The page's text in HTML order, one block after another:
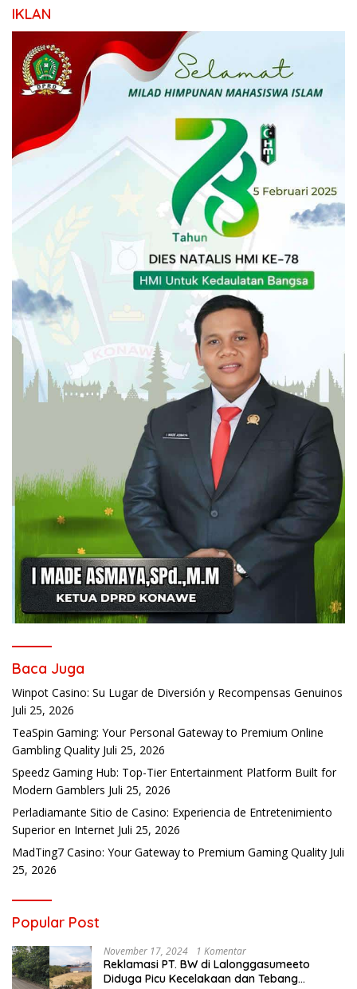
IKLAN
Baca Juga
Winpot Casino: Su Lugar de Diversión y Recompensas Genuinos
Juli 25, 2026
TeaSpin Gaming: Your Personal Gateway to Premium Online
Gambling Quality Juli 25, 2026
Speedz Gaming Hub: Top-Tier Entertainment Platform Built for
Modern Gamblers Juli 25, 2026
Perladiamante Sitio de Casino: Experiencia de Entretenimiento
Superior en Internet Juli 25, 2026
MadTing7 Casino: Your Gateway to Premium Gaming Quality Juli
25, 2026
Popular Post
November 17, 2024 1 Komentar
Reklamasi PT. BW di Lalonggasumeeto
Diduga Picu Kecelakaan dan Tebang